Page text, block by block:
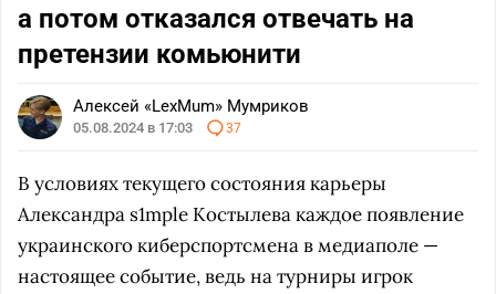
а потом отказался отвечать на
претензии комьюнити
Алексей «LexMum» Мумриков
05.08.2024 в 17:03 37
В условиях текущего состояния карьеры
Александра s1mple Костылева каждое появление
украинского киберспортсмена в медиаполе —
настоящее событие, ведь на турниры игрок